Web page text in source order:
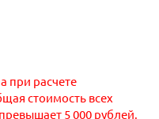
при расчете
стоимость всех
5 000 рублей.